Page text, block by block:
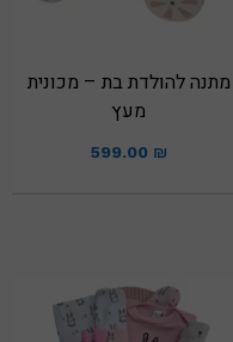
מתנה להולדת בת – מכונית
מעץ
599.00 ₪